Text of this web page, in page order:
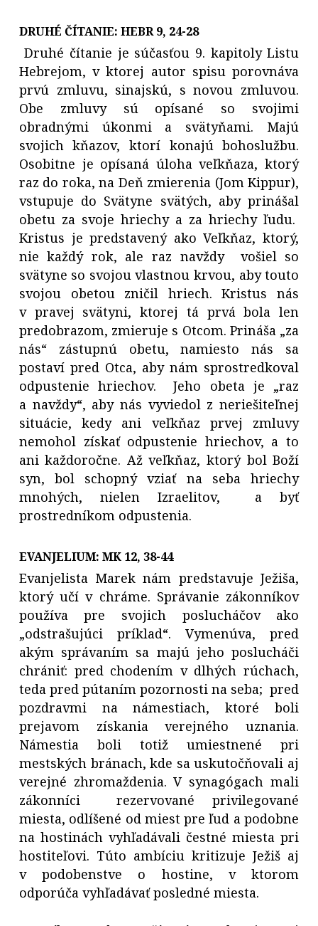
DRUHÉ ČÍTANIE: HEBR 9, 24-28
Druhé čítanie je súčasťou 9. kapitoly Listu
Hebrejom, v ktorej autor spisu porovnáva
prvú zmluvu, sinajskú, s novou zmluvou.
Obe zmluvy sú opísané so svojimi
obradnými úkonmi a svätyňami. Majú
svojich kňazov, ktorí konajú bohoslužbu.
Osobitne je opísaná úloha veľkňaza, ktorý
raz do roka, na Deň zmierenia (Jom Kippur),
vstupuje do Svätyne svätých, aby prinášal
obetu za svoje hriechy a za hriechy ľudu.
Kristus je predstavený ako Veľkňaz, ktorý,
nie každý rok, ale raz navždy vošiel so
svätyne so svojou vlastnou krvou, aby touto
svojou obetou zničil hriech. Kristus nás
v pravej svätyni, ktorej tá prvá bola len
predobrazom, zmieruje s Otcom. Prináša „za
nás“ zástupnú obetu, namiesto nás sa
postaví pred Otca, aby nám sprostredkoval
odpustenie hriechov. Jeho obeta je „raz
a navždy“, aby nás vyviedol z neriešiteľnej
situácie, kedy ani veľkňaz prvej zmluvy
nemohol získať odpustenie hriechov, a to
ani každoročne. Až veľkňaz, ktorý bol Boží
syn, bol schopný vziať na seba hriechy
mnohých, nielen Izraelitov, a byť
prostredníkom odpustenia.
EVANJELIUM: MK 12, 38-44
Evanjelista Marek nám predstavuje Ježiša,
ktorý učí v chráme. Správanie zákonníkov
používa pre svojich poslucháčov ako
„odstrašujúci príklad“. Vymenúva, pred
akým správaním sa majú jeho poslucháči
chrániť: pred chodením v dlhých rúchach,
teda pred pútaním pozornosti na seba; pred
pozdravmi na námestiach, ktoré boli
prejavom získania verejného uznania.
Námestia boli totiž umiestnené pri
mestských bránach, kde sa uskutočňovali aj
verejné zhromaždenia. V synagógach mali
zákonníci rezervované privilegované
miesta, odlíšené od miest pre ľud a podobne
na hostinách vyhľadávali čestné miesta pri
hostiteľovi. Túto ambíciu kritizuje Ježiš aj
v podobenstve o hostine, v ktorom
odporúča vyhľadávať posledné miesta.